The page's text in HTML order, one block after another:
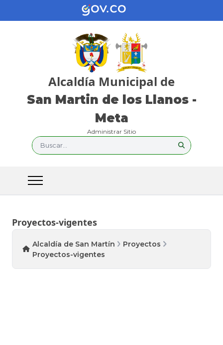
Alcaldía Municipal de
San Martin de los Llanos -
Meta
Administrar Sitio
Buscar...
Proyectos-vigentes
Alcaldía de San Martín
Proyectos
Proyectos-vigentes